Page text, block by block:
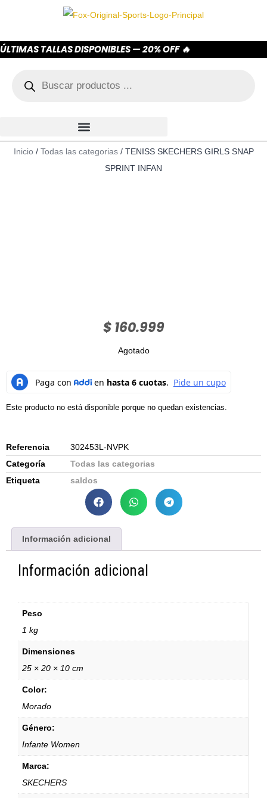
ÚLTIMAS TALLAS DISPONIBLES — 20% OFF 🔥
Inicio/ Todas las categorias/ TENISS SKECHERS GIRLS SNAP
SPRINT INFAN
$160.999
Agotado
Este producto no está disponible porque no quedan existencias.
Referencia
302453L-NVPK
Categoría
Todas las categorias
Etiqueta
saldos
Información adicional
Información adicional
Peso
1 kg
Dimensiones
25 × 20 × 10 cm
Color:
Morado
Género:
Infante Women
Marca:
SKECHERS